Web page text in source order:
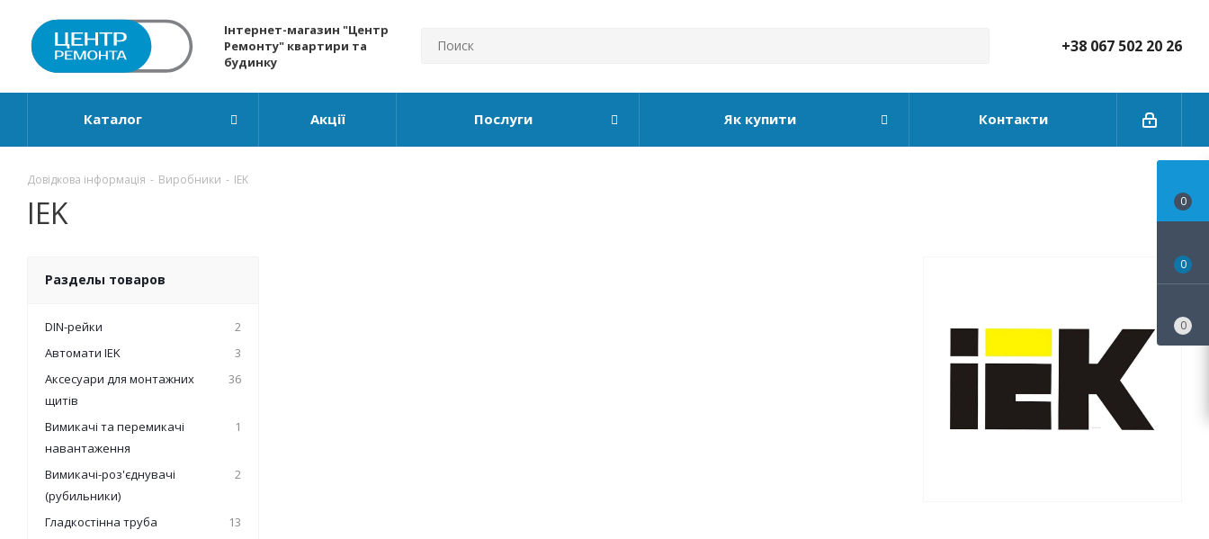
Інтернет-магазин "Центр
Ремонту" квартири та
будинку
+38 067 502 20 26
Каталог Акції Послуги Як купити Контакти
Довідкова інформація - Виробники - IEK
IEK
Разделы товаров
DIN-рейки
2
Автомати IEK
3
Аксесуари для монтажних
щитів
36
Вимикачі та перемикачі
навантаження
1
Вимикачі-роз'єднувачі
(рубильники)
2
Гладкостінна труба
13
0
0
0